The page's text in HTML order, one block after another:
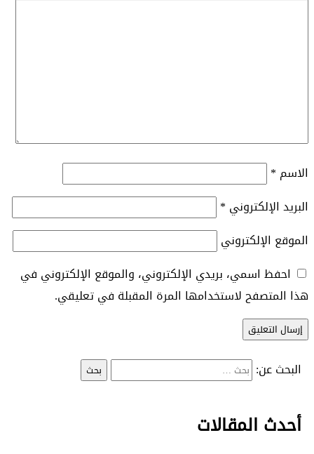
الاسم *
البريد الإلكتروني *
الموقع الإلكتروني
احفظ اسمي، بريدي الإلكتروني، والموقع الإلكتروني في
هذا المتصفح لاستخدامها المرة المقبلة في تعليقي.
البحث عن:
أحدث المقالات